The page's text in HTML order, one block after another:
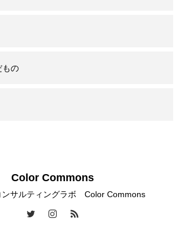
もの
Color Commons
ンサルティングラボ Color Commons